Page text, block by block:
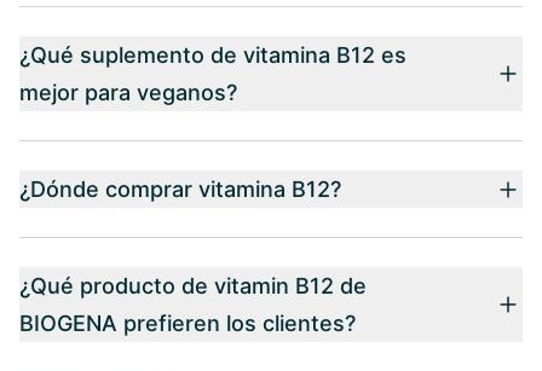
¿Qué suplemento de vitamina B12 es
mejor para veganos?
¿Dónde comprar vitamina B12?
¿Qué producto de vitamin B12 de
BIOGENA prefieren los clientes?